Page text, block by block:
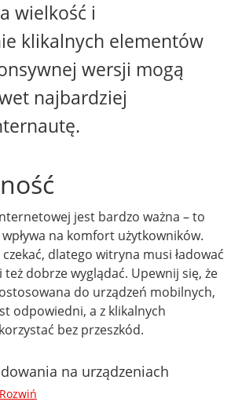
wielkość i
klikalnych elementów
wersji mogą
najbardziej
jest bardzo ważna – to
na komfort użytkowników.
dlatego witryna musi ładować
też dobrze wyglądać. Upewnij się, że
do urządzeń mobilnych,
odpowiedni, a z klikalnych
bez przeszkód.
na urządzeniach
Rozwiń